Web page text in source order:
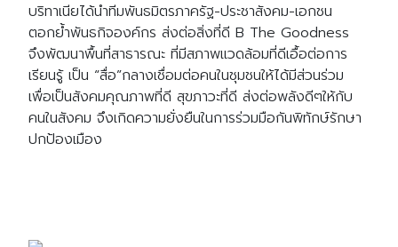
บริทาเนียได้นำทีมพันธมิตรภาครัฐ-ประชาสังคม-เอกชน
ตอกย้ำพันธกิจองค์กร ส่งต่อสิ่งที่ดี B The Goodness
จึงพัฒนาพื้นที่สาธารณะ ที่มีสภาพแวดล้อมที่ดีเอื้อต่อการ
เรียนรู้ เป็น “สื่อ”กลางเชื่อมต่อคนในชุมชนให้ได้มีส่วนร่วม
เพื่อเป็นสังคมคุณภาพที่ดี สุขภาวะที่ดี ส่งต่อพลังดีๆให้กับ
คนในสังคม จึงเกิดความยั่งยืนในการร่วมมือกันพิทักษ์รักษา
ปกป้องเมือง